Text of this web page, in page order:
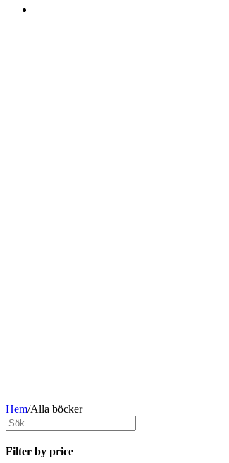
Hem/Alla böcker
Filter by price